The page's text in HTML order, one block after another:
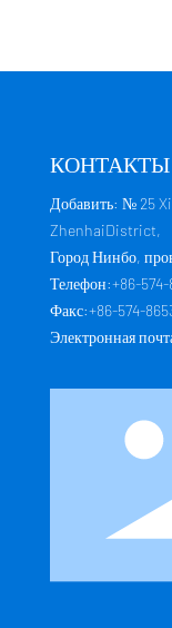
КОНТАКТЫ
Добавить: № 25
ZhenhaiDistrict,
Город Нинбо,
Телефон:+86-574-
Факс:+86-574-
Электронная